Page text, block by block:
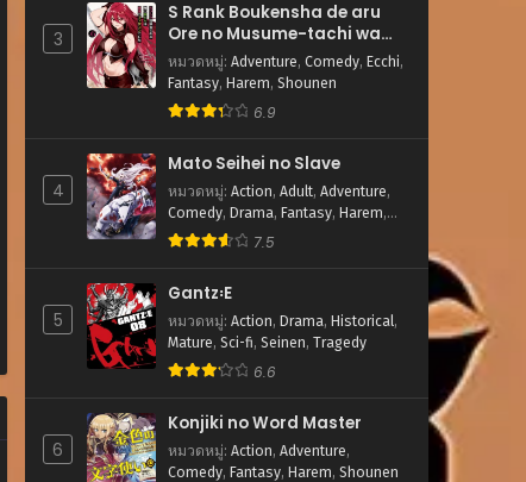
3
S Rank Boukensha de aru
Ore no Musume-tachi wa
Juudo no Father Con
deshita
หมวดหมู่: Adventure, Comedy, Ecchi,
Fantasy, Harem, Shounen
6.9
4
Mato Seihei no Slave
หมวดหมู่: Action, Adult, Adventure,
Comedy, Drama, Fantasy, Harem,
Romance,Sci-fi,
7.5
5
Gantz꞉E
หมวดหมู่: Action, Drama, Historical,
Mature, Sci-fi, Seinen, Tragedy
6.6
6
Konjiki no Word Master
หมวดหมู่: Action, Adventure,
Comedy, Fantasy, Harem, Shounen